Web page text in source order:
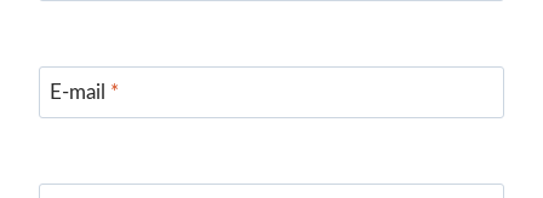
E-mail *